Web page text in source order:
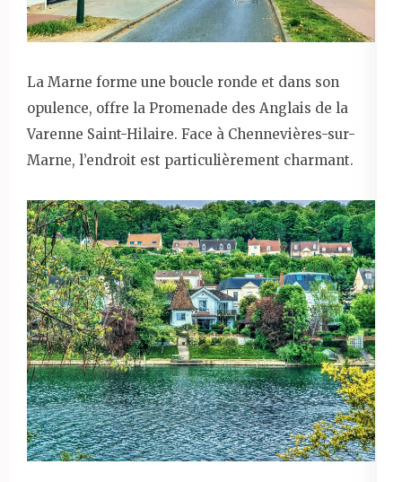
La Marne forme une boucle ronde et dans son
opulence, offre la Promenade des Anglais de la
Varenne Saint-Hilaire. Face à Chennevières-sur-
Marne, l’endroit est particulièrement charmant.